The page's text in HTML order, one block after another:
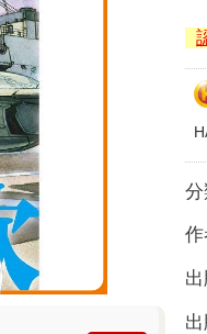
分
作
出
出